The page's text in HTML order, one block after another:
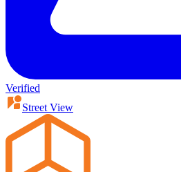
Verified
Street View